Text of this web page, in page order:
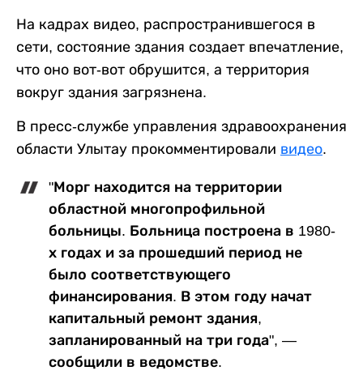
На кадрах видео, распространившегося в
сети, состояние здания создает впечатление,
что оно вот-вот обрушится, а территория
вокруг здания загрязнена.
В пресс-службе управления здравоохранения
области Улытау прокомментировали видео.
"Морг находится на территории
областной многопрофильной
больницы. Больница построена в 1980-
х годах и за прошедший период не
было соответствующего
финансирования. В этом году начат
капитальный ремонт здания,
запланированный на три года", —
сообщили в ведомстве.